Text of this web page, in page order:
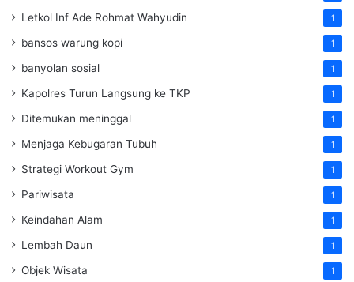
Letkol Inf Ade Rohmat Wahyudin 1
bansos warung kopi 1
banyolan sosial 1
Kapolres Turun Langsung ke TKP 1
Ditemukan meninggal 1
Menjaga Kebugaran Tubuh 1
Strategi Workout Gym 1
Pariwisata 1
Keindahan Alam 1
Lembah Daun 1
Objek Wisata 1